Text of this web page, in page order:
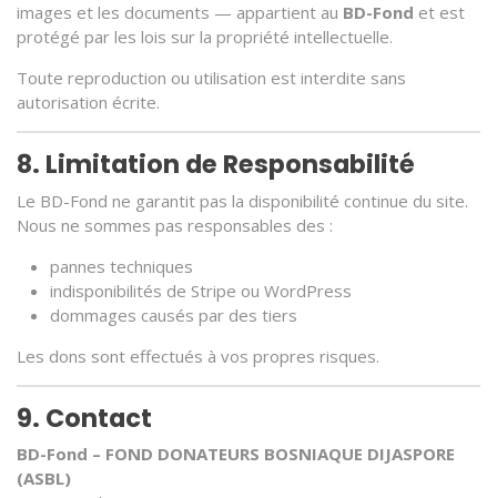
images et les documents — appartient au BD-Fond et est
protégé par les lois sur la propriété intellectuelle.
Toute reproduction ou utilisation est interdite sans
autorisation écrite.
8. Limitation de Responsabilité
Le BD-Fond ne garantit pas la disponibilité continue du site.
Nous ne sommes pas responsables des :
pannes techniques
indisponibilités de Stripe ou WordPress
dommages causés par des tiers
Les dons sont effectués à vos propres risques.
9. Contact
BD-Fond – FOND DONATEURS BOSNIAQUE DIJASPORE
(ASBL)